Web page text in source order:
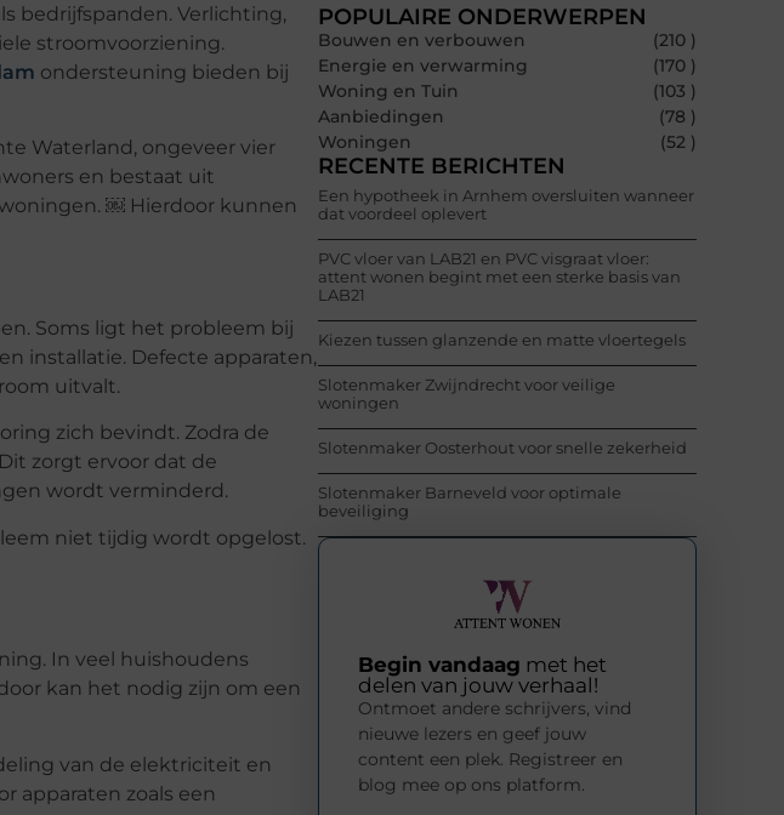
bedrijfspanden. Verlichting,
stroomvoorziening.
ondersteuning bieden bij
Waterland, ongeveer vier
en bestaat uit
￼ Hierdoor kunnen
Soms ligt het probleem bij
installatie. Defecte apparaten,
uitvalt.
zich bevindt. Zodra de
zorgt ervoor dat de
wordt verminderd.
niet tijdig wordt opgelost.
In veel huishoudens
kan het nodig zijn om een
van de elektriciteit en
apparaten zoals een
POPULAIRE ONDERWERPEN
Bouwen en verbouwen
(210 )
Energie en verwarming
(170 )
Woning en Tuin
(103 )
Aanbiedingen
(78 )
Woningen
(52 )
RECENTE BERICHTEN
Een hypotheek in Arnhem oversluiten wanneer
dat voordeel oplevert
PVC vloer van LAB21 en PVC visgraat vloer:
attent wonen begint met een sterke basis van
LAB21
Kiezen tussen glanzende en matte vloertegels
Slotenmaker Zwijndrecht voor veilige
woningen
Slotenmaker Oosterhout voor snelle zekerheid
Slotenmaker Barneveld voor optimale
beveiliging
Begin vandaag met het
delen van jouw verhaal!
Ontmoet andere schrijvers, vind
nieuwe lezers en geef jouw
content een plek. Registreer en
blog mee op ons platform.